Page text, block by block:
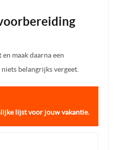
maak daarna een
belangrijks vergeet.
lijst voor jouw vakantie.